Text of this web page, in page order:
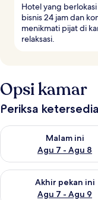
Hotel yang
bisnis 24 jam dan
menikmati pijat di
relaksasi.
Opsi kamar
Periksa
Malam ini
Agu 7 - Agu 8
Periksa ketersediaan
Akhir pekan ini
Agu 7 - Agu 9
Periksa ketersediaan